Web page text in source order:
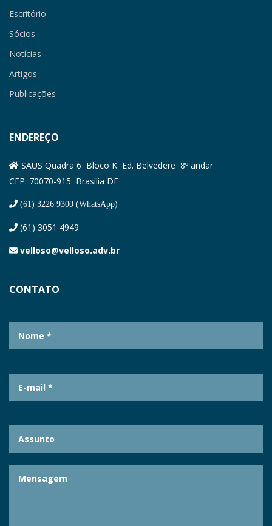
Escritório
Sócios
Notícias
Artigos
Publicações
ENDEREÇO
SAUS Quadra 6 Bloco K Ed. Belvedere 8º andar
CEP: 70070-915 Brasília DF
(61) 3226 9300 (WhatsApp)
(61) 3051 4949
velloso@velloso.adv.br
CONTATO